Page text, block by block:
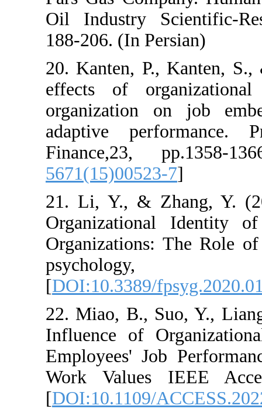
Oil Industry
188-206. (In
20. Kanten,
effects of
organization
adaptive
Finance,23,
5671(15)00523-
21. Li, Y., &
Organizations:
[DOI:10.3389/
22. Miao, B.,
Influence of
Employees'
Work Values
[DOI:10.1109/